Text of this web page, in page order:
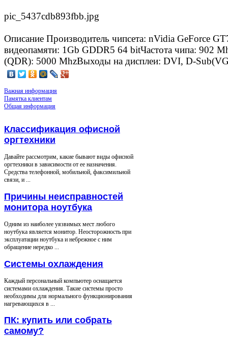
pic_5437cdb893fbb.jpg
Описание Производитель чипсета: nVidia GeForce
видеопамяти: 1Gb GDDR5 64 bitЧастота чипа: 902
(QDR): 5000 MhzВыходы на дисплеи: DVI, D-
Важная информация
Памятка клиентам
Общая информация
Классификация офисной
оргтехники
Давайте рассмотрим, какие бывают виды офисной
оргтехники в зависимости от ее назначения.
Средства телефонной, мобильной, факсимильной
связи, и ...
Причины неисправностей
монитора ноутбука
Одним из наиболее уязвимых мест любого
ноутбука является монитор. Неосторожность при
эксплуатации ноутбука и небрежное с ним
обращение нередко ...
Системы охлаждения
Каждый персональный компьютер оснащается
системами охлаждения. Такие системы просто
необходимы для нормального функционирования
нагревающихся в ...
ПК: купить или собрать
самому?